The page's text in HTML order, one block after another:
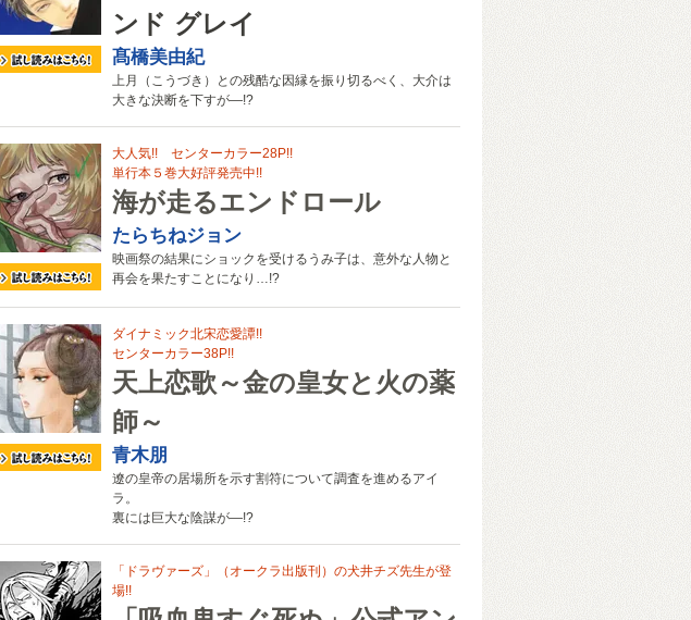
ンド グレイ
髙橋美由紀
上月（こうづき）との残酷な因縁を振り切るべく、大介は
大きな決断を下すが―!?
大人気!! センターカラー28P!!
単行本５巻大好評発売中!!
海が走るエンドロール
たらちねジョン
映画祭の結果にショックを受けるうみ子は、意外な人物と
再会を果たすことになり…!?
ダイナミック北宋恋愛譚!!
センターカラー38P!!
天上恋歌～金の皇女と火の薬
師～
青木朋
遼の皇帝の居場所を示す割符について調査を進めるアイ
ラ。
裏には巨大な陰謀が―!?
「ドラヴァーズ」（オークラ出版刊）の犬井チズ先生が登
場!!